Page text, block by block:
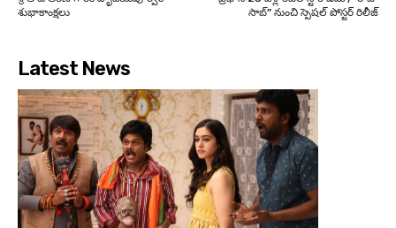
శుభాకాంక్షలు
సాబ్” నుంచి స్పెషల్ పోస్టర్ రిలీజ్
Latest News